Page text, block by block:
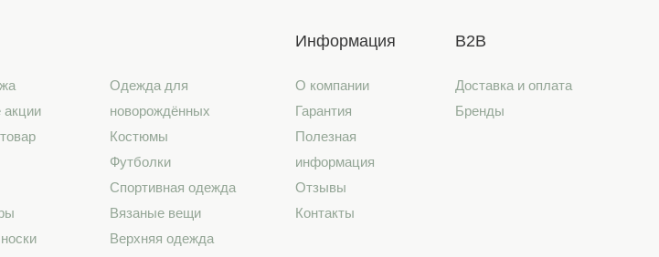
акции
Одежда для
новорождённых
Костюмы
Футболки
Спортивная одежда
Вязаные вещи
Верхняя одежда
Информация
О компании
Гарантия
Полезная
информация
Отзывы
Контакты
B2B
Доставка и оплата
Бренды